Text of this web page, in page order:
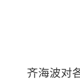
齐海波对